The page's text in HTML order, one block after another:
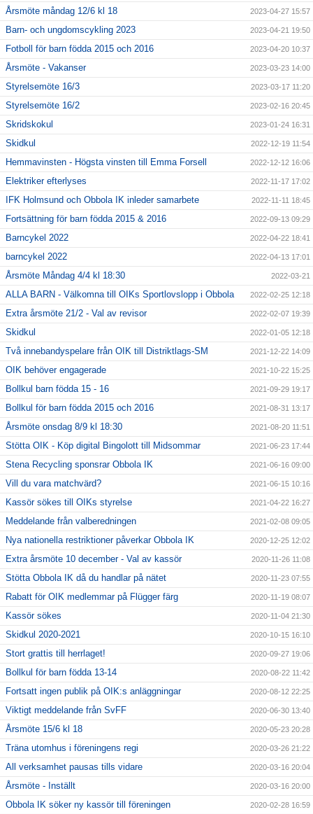
Årsmöte måndag 12/6 kl 18 2023-04-27 15:57
Barn- och ungdomscykling 2023 2023-04-21 19:50
Fotboll för barn födda 2015 och 2016 2023-04-20 10:37
Årsmöte - Vakanser 2023-03-23 14:00
Styrelsemöte 16/3 2023-03-17 11:20
Styrelsemöte 16/2 2023-02-16 20:45
Skridskokul 2023-01-24 16:31
Skidkul 2022-12-19 11:54
Hemmavinsten - Högsta vinsten till Emma Forsell 2022-12-12 16:06
Elektriker efterlyses 2022-11-17 17:02
IFK Holmsund och Obbola IK inleder samarbete 2022-11-11 18:45
Fortsättning för barn födda 2015 & 2016 2022-09-13 09:29
Barncykel 2022 2022-04-22 18:41
barncykel 2022 2022-04-13 17:01
Årsmöte Måndag 4/4 kl 18:30 2022-03-21
ALLA BARN - Välkomna till OIKs Sportlovslopp i Obbola 2022-02-25 12:18
Extra årsmöte 21/2 - Val av revisor 2022-02-07 19:39
Skidkul 2022-01-05 12:18
Två innebandyspelare från OIK till Distriktlags-SM 2021-12-22 14:09
OIK behöver engagerade 2021-10-22 15:25
Bollkul barn födda 15 - 16 2021-09-29 19:17
Bollkul för barn födda 2015 och 2016 2021-08-31 13:17
Årsmöte onsdag 8/9 kl 18:30 2021-08-20 11:51
Stötta OIK - Köp digital Bingolott till Midsommar 2021-06-23 17:44
Stena Recycling sponsrar Obbola IK 2021-06-16 09:00
Vill du vara matchvärd? 2021-06-15 10:16
Kassör sökes till OIKs styrelse 2021-04-22 16:27
Meddelande från valberedningen 2021-02-08 09:05
Nya nationella restriktioner påverkar Obbola IK 2020-12-25 12:02
Extra årsmöte 10 december - Val av kassör 2020-11-26 11:08
Stötta Obbola IK då du handlar på nätet 2020-11-23 07:55
Rabatt för OIK medlemmar på Flügger färg 2020-11-19 08:07
Kassör sökes 2020-11-04 21:30
Skidkul 2020-2021 2020-10-15 16:10
Stort grattis till herrlaget! 2020-09-27 19:06
Bollkul för barn födda 13-14 2020-08-22 11:42
Fortsatt ingen publik på OIK:s anläggningar 2020-08-12 22:25
Viktigt meddelande från SvFF 2020-06-30 13:40
Årsmöte 15/6 kl 18 2020-05-23 20:28
Träna utomhus i föreningens regi 2020-03-26 21:22
All verksamhet pausas tills vidare 2020-03-16 20:04
Årsmöte - Inställt 2020-03-16 20:00
Obbola IK söker ny kassör till föreningen 2020-02-28 16:59